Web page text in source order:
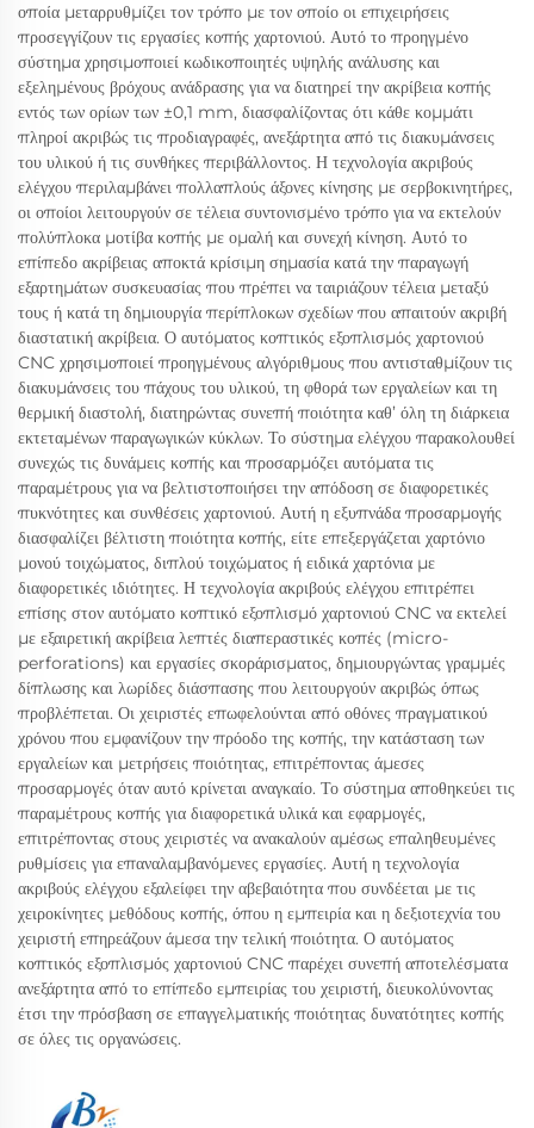
οποία μεταρρυθμίζει τον τρόπο με τον οποίο οι επιχειρήσεις
προσεγγίζουν τις εργασίες κοπής χαρτονιού. Αυτό το προηγμένο
σύστημα χρησιμοποιεί κωδικοποιητές υψηλής ανάλυσης και
εξελημένους βρόχους ανάδρασης για να διατηρεί την ακρίβεια κοπής
εντός των ορίων των ±0,1 mm, διασφαλίζοντας ότι κάθε κομμάτι
πληροί ακριβώς τις προδιαγραφές, ανεξάρτητα από τις διακυμάνσεις
του υλικού ή τις συνθήκες περιβάλλοντος. Η τεχνολογία ακριβούς
ελέγχου περιλαμβάνει πολλαπλούς άξονες κίνησης με σερβοκινητήρες,
οι οποίοι λειτουργούν σε τέλεια συντονισμένο τρόπο για να εκτελούν
πολύπλοκα μοτίβα κοπής με ομαλή και συνεχή κίνηση. Αυτό το
επίπεδο ακρίβειας αποκτά κρίσιμη σημασία κατά την παραγωγή
εξαρτημάτων συσκευασίας που πρέπει να ταιριάζουν τέλεια μεταξύ
τους ή κατά τη δημιουργία περίπλοκων σχεδίων που απαιτούν ακριβή
διαστατική ακρίβεια. Ο αυτόματος κοπτικός εξοπλισμός χαρτονιού
CNC χρησιμοποιεί προηγμένους αλγόριθμους που αντισταθμίζουν τις
διακυμάνσεις του πάχους του υλικού, τη φθορά των εργαλείων και τη
θερμική διαστολή, διατηρώντας συνεπή ποιότητα καθ’ όλη τη διάρκεια
εκτεταμένων παραγωγικών κύκλων. Το σύστημα ελέγχου παρακολουθεί
συνεχώς τις δυνάμεις κοπής και προσαρμόζει αυτόματα τις
παραμέτρους για να βελτιστοποιήσει την απόδοση σε διαφορετικές
πυκνότητες και συνθέσεις χαρτονιού. Αυτή η εξυπνάδα προσαρμογής
διασφαλίζει βέλτιστη ποιότητα κοπής, είτε επεξεργάζεται χαρτόνιο
μονού τοιχώματος, διπλού τοιχώματος ή ειδικά χαρτόνια με
διαφορετικές ιδιότητες. Η τεχνολογία ακριβούς ελέγχου επιτρέπει
επίσης στον αυτόματο κοπτικό εξοπλισμό χαρτονιού CNC να εκτελεί
με εξαιρετική ακρίβεια λεπτές διαπεραστικές κοπές (micro-
perforations) και εργασίες σκοράρισματος, δημιουργώντας γραμμές
δίπλωσης και λωρίδες διάσπασης που λειτουργούν ακριβώς όπως
προβλέπεται. Οι χειριστές επωφελούνται από οθόνες πραγματικού
χρόνου που εμφανίζουν την πρόοδο της κοπής, την κατάσταση των
εργαλείων και μετρήσεις ποιότητας, επιτρέποντας άμεσες
προσαρμογές όταν αυτό κρίνεται αναγκαίο. Το σύστημα αποθηκεύει τις
παραμέτρους κοπής για διαφορετικά υλικά και εφαρμογές,
επιτρέποντας στους χειριστές να ανακαλούν αμέσως επαληθευμένες
ρυθμίσεις για επαναλαμβανόμενες εργασίες. Αυτή η τεχνολογία
ακριβούς ελέγχου εξαλείφει την αβεβαιότητα που συνδέεται με τις
χειροκίνητες μεθόδους κοπής, όπου η εμπειρία και η δεξιοτεχνία του
χειριστή επηρεάζουν άμεσα την τελική ποιότητα. Ο αυτόματος
κοπτικός εξοπλισμός χαρτονιού CNC παρέχει συνεπή αποτελέσματα
ανεξάρτητα από το επίπεδο εμπειρίας του χειριστή, διευκολύνοντας
έτσι την πρόσβαση σε επαγγελματικής ποιότητας δυνατότητες κοπής
σε όλες τις οργανώσεις.